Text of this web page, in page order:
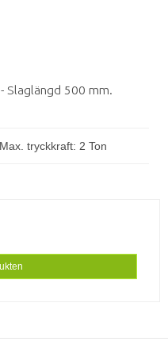
Slaglängd 500 mm.
tryckkraft: 2 Ton